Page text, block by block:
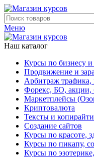
Меню
Наш каталог
Курсы по бизнесу и
Продвижение и
Арбитраж трафика,
Форекс, БО, акции,
Маркетплейсы
Криптовалюта
Тексты и
Создание сайтов
Курсы по красоте,
Курсы по пикапу,
Курсы по